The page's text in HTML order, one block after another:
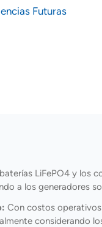
Futuras
LiFePO4 y los
a los generadores
Con costos
considerando